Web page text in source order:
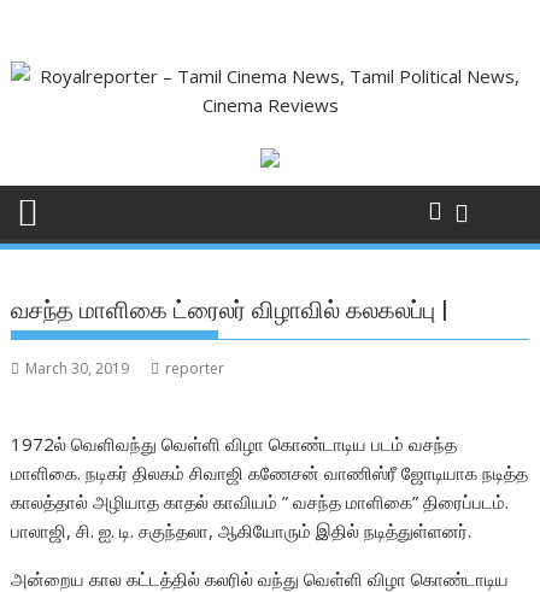
content
வசந்த மாளிகை ட்ரைலர் விழாவில் கலகலப்பு |
March 30, 2019 reporter
1972ல் வெளிவந்து வெள்ளி விழா கொண்டாடிய படம் வசந்த
மாளிகை. நடிகர் திலகம் சிவாஜி கணேசன் வாணிஸ்ரீ ஜோடியாக நடித்த
காலத்தால் அழியாத காதல் காவியம் ” வசந்த மாளிகை” திரைப்படம்.
பாலாஜி, சி. ஐ. டி. சகுந்தலா, ஆகியோரும் இதில் நடித்துள்ளனர்.
அன்றைய கால கட்டத்தில் கலரில் வந்து வெள்ளி விழா கொண்டாடிய